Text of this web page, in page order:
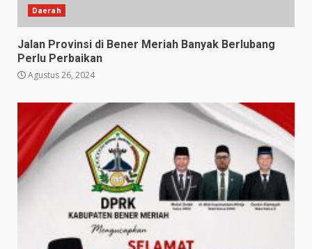
Daerah
Jalan Provinsi di Bener Meriah Banyak Berlubang
Perlu Perbaikan
Agustus 26, 2024